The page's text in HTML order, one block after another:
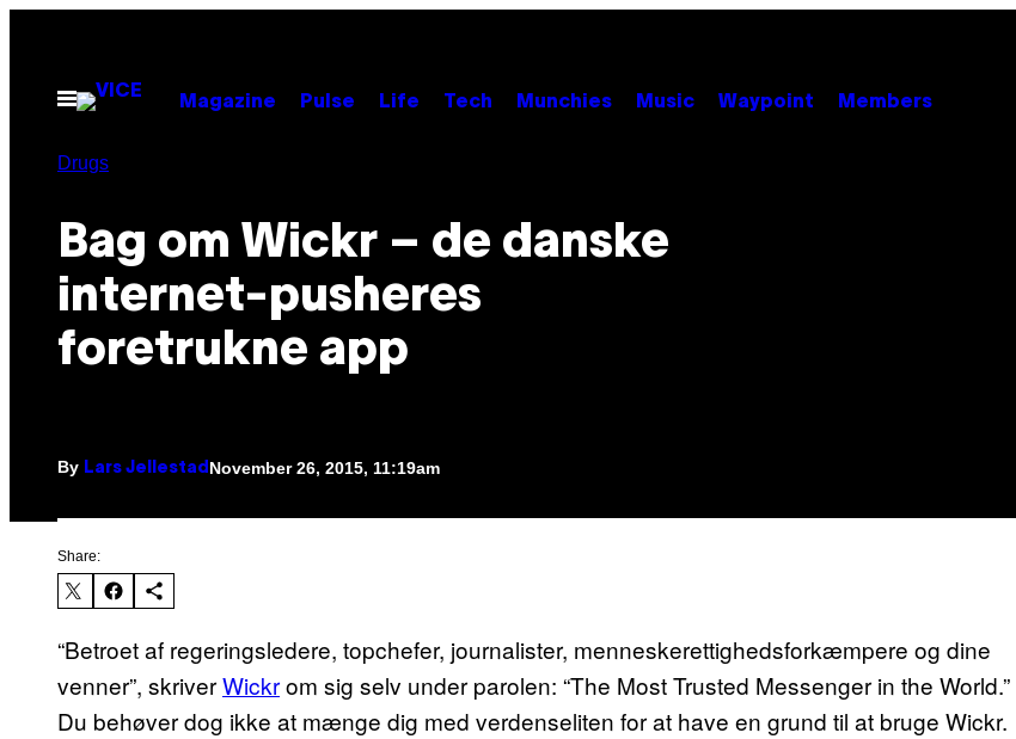
contentOpen
Menu
Magazine Pulse Life Tech Munchies Music Waypoint Members
Drugs
Bag om Wickr – de danske
internet-pusheres
foretrukne app
By Lars Jellestad November 26, 2015, 11:19am
Share:
“Betroet af regeringsledere, topchefer, journalister, menneskerettighedsforkæmpere og dine
venner”, skriverWickrom sig selv under parolen: “The Most Trusted Messenger in the World.”
Du behøver dog ikke at mænge dig med verdenseliten for at have en grund til at bruge Wickr.